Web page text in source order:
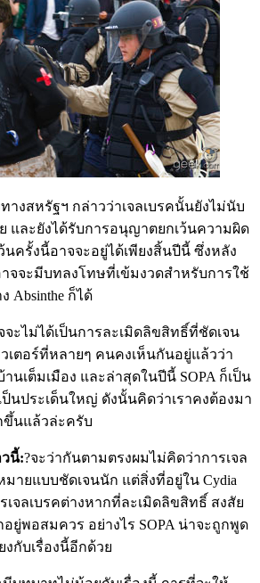
งสหรัฐฯ กล่าวว่าเจลเบรคนั้นยังไม่นับ
และยังได้รับการอนุญาตยกเว้นความผิด
นครั้งนี้อาจจะอยู่ได้เพียงสิ้นปีนี้ ซึ่งหลัง
จจะมีบทลงโทษที่เข้มงวดสำหรับการใช้
Absinthe ก็ได้
จะไม่ได้เป็นการละเมิดลิขสิทธิ์ที่ชัดเจน
เตอร์ที่หลายๆ คนคงเห็นกันอยู่แล้วว่า
นเต็มเมือง และล่าสุดในปีนี้ SOPA ก็เป็น
นประเด็นใหญ่ ดังนั้นคิดว่าเราคงต้องมา
ขึ้นแล้วล่ะครับ
วนี้:?จะว่ากันตามตรงผมไม่คิดว่าการเจล
มายแบบชัดเจนนัก แต่สิ่งที่อยู่ใน Cydia
จลเบรคต่างหากที่ละเมิดลิขสิทธิ์ สงสัย
ยู่พอสมควร อย่างไร SOPA น่าจะถูกพูด
งกับเรื่องนี้อีกด้วย